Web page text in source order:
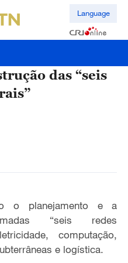
Language
das “seis
o planejamento e a
“seis redes
computação,
e logística.